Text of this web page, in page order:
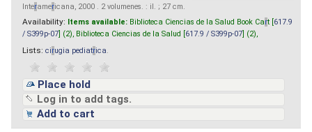
Interamericana, 2000 . 2 volumenes. : il. ; 27 cm.
Availability: Items available: Biblioteca Ciencias de la Salud Book Cart [ 617.9
/ S399p-07 ] (2), Biblioteca Ciencias de la Salud [ 617.9 / S399p-07 ] (2),
Lists: cirugia pediatrica
Place hold
Log in to add tags.
Add to cart